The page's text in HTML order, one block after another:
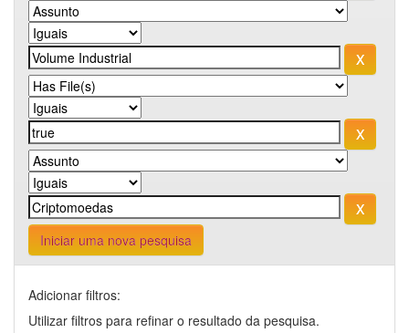
Iniciar uma nova pesquisa
Adicionar filtros:
Utilizar filtros para refinar o resultado da pesquisa.